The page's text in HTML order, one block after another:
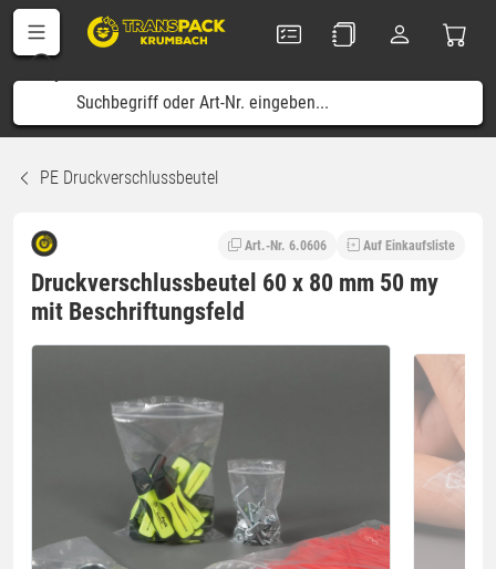
PE Druckverschlussbeutel
Art.-Nr. 6.0606 Auf Einkaufsliste
Druckverschlussbeutel 60 x 80 mm 50 my
mit Beschriftungsfeld